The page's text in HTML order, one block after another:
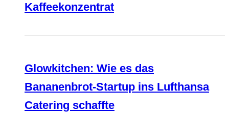
Kaffeekonzentrat
Glowkitchen: Wie es das
Bananenbrot-Startup ins Lufthansa
Catering schaffte